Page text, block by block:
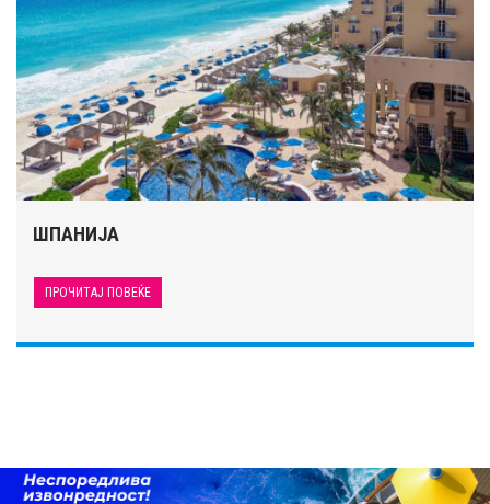
ШПАНИЈА
ПРОЧИТАЈ ПОВЕЌЕ